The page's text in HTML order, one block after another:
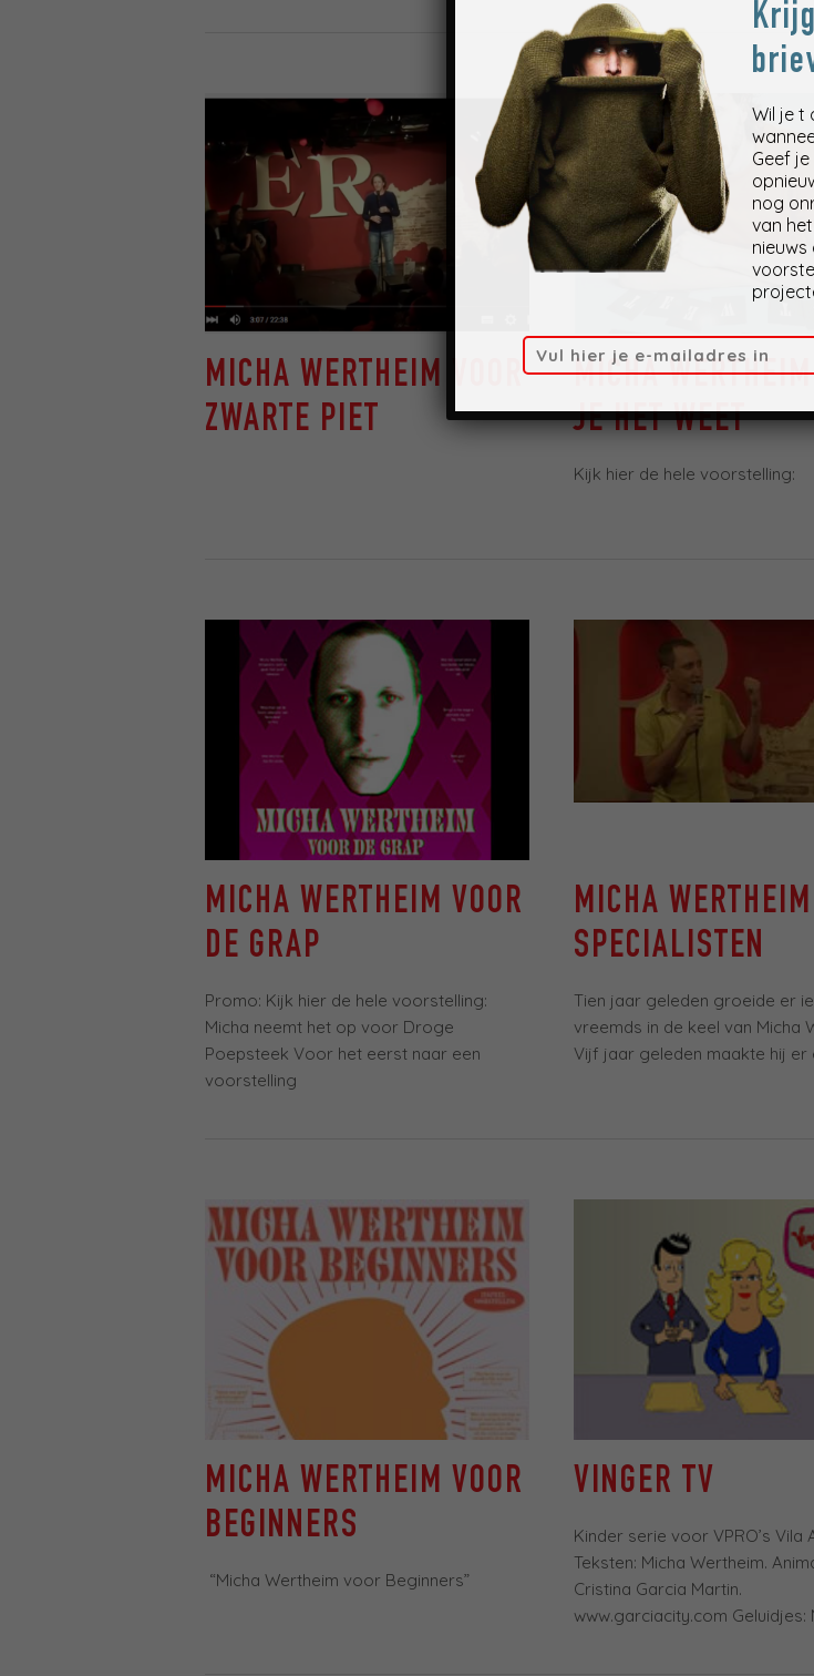
MICHA WERTHEIM VOOR
ZWARTE PIET
MICHA
JE HET WEET
Kijk hier de hele voorstelling:
MICHA WERTHEIM VOOR
DE GRAP
Promo: Kijk hier de hele voorstelling:
Micha neemt het op voor Droge
Poepsteek Voor het eerst naar een
voorstelling
MICHA
SPECIALISTEN
Tien jaar geleden groeide er
vreemds in de keel van Micha
Vijf jaar geleden maakte hij er
MICHA WERTHEIM VOOR
BEGINNERS
“Micha Wertheim voor Beginners”
VINGER TV
Kinder serie voor VPRO’s Vila
Teksten: Micha Wertheim.
Cristina Garcia Martin.
www.garciacity.com Geluidjes:
Wil je t
Geef
nog
van
nieuws